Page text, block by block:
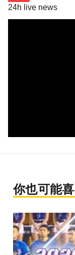
24h live news
你也可能